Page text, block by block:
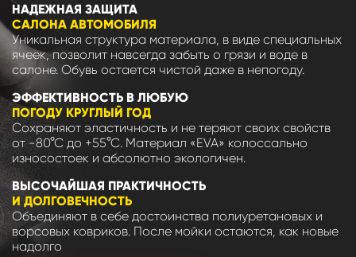
НАДЕЖНАЯ ЗАЩИТА
САЛОНА АВТОМОБИЛЯ
Уникальная структура материала, в виде специальных
ячеек, позволит навсегда забыть о грязи и воде в
салоне. Обувь остается чистой даже в непогоду.
ЭФФЕКТИВНОСТЬ В ЛЮБУЮ
ПОГОДУ КРУГЛЫЙ ГОД
Сохраняют эластичность и не теряют своих свойств
от -80°С до +55°С. Материал «EVA» колоссально
износостоек и абсолютно экологичен.
ВЫСОЧАЙШАЯ ПРАКТИЧНОСТЬ
И ДОЛГОВЕЧНОСТЬ
Объединяют в себе достоинства полиуретановых и
ворсовых ковриков. После мойки остаются, как новые
надолго